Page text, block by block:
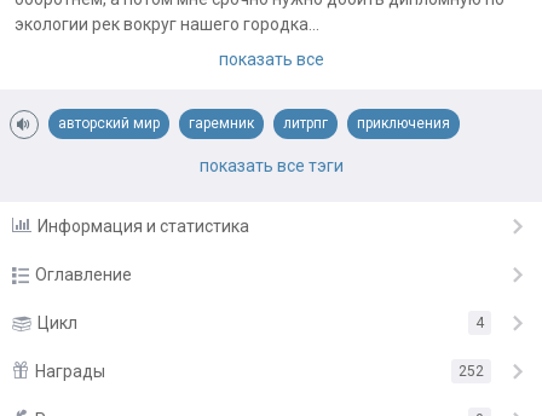
экологии рек вокруг нашего городка...
костюмах горничных. Да, последние особенно смиряют с
варваров на средневековый торговый город. А вот мир
чуть не разъели любимый плащ, а легкие пришлось долго
показать все
авторский мир гаремник литрпг приключения
становление героя фэнтези
показать все тэги
Информация и статистика
Оглавление
Глава 1 25.06.25
Глава 2 25.06.25
Цикл 4
Награды 252